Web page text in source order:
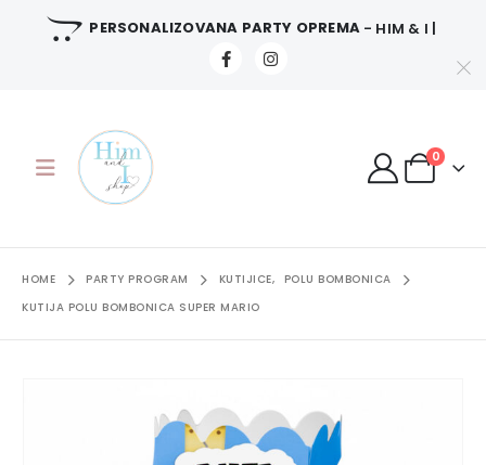
PERSONALIZOVANA PARTY OPREMA - HIM & I |
0
HOME PARTY PROGRAM KUTIJICE, POLU BOMBONICA
KUTIJA POLU BOMBONICA SUPER MARIO